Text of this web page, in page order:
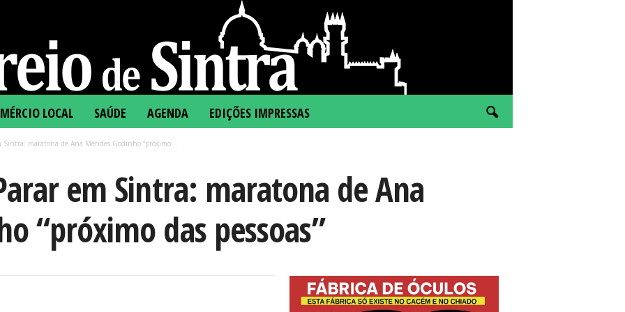
LOCAL SAÚDE AGENDA EDIÇÕES IMPRESSAS
Sintra: maratona de Ana Mendes Godinho “próximo...
em Sintra: maratona de Ana
“próximo das pessoas”